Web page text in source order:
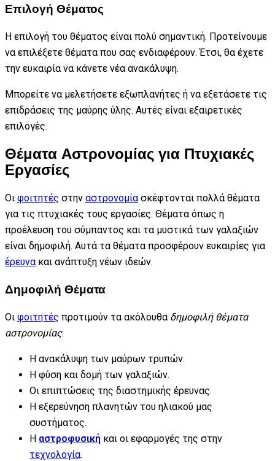
Επιλογή Θέματος
Η επιλογή του θέματος είναι πολύ σημαντική. Προτείνουμε
να επιλέξετε θέματα που σας ενδιαφέρουν. Έτσι, θα έχετε
την ευκαιρία να κάνετε νέα ανακάλυψη.
Μπορείτε να μελετήσετε εξωπλανήτες ή να εξετάσετε τις
επιδράσεις της μαύρης ύλης. Αυτές είναι εξαιρετικές
επιλογές.
Θέματα Αστρονομίας για Πτυχιακές
Εργασίες
Οι φοιτητές στην αστρονομίασκέφτονται πολλά θέματα
για τις πτυχιακές τους εργασίες. Θέματα όπως η
προέλευση του σύμπαντος και τα μυστικά των γαλαξιών
είναι δημοφιλή. Αυτά τα θέματα προσφέρουν ευκαιρίες για
έρευνακαι ανάπτυξη νέων ιδεών.
Δημοφιλή Θέματα
Οι φοιτητές προτιμούν τα ακόλουθα δημοφιλή θέματα
αστρονομίας:
Η ανακάλυψη των μαύρων τρυπών.
Η φύση και δομή των γαλαξιών.
Οι επιπτώσεις της διαστημικής έρευνας.
Η εξερεύνηση πλανητών του ηλιακού μας
συστήματος.
Η αστροφυσική και οι εφαρμογές της στην
τεχνολογία.